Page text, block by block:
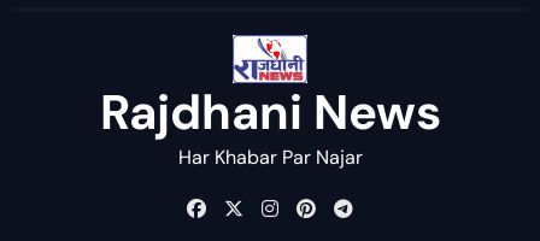
Rajdhani News
Har Khabar Par Najar